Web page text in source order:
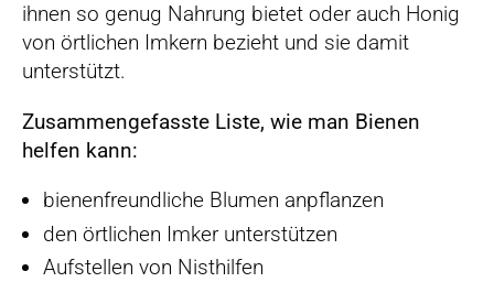
ihnen so genug Nahrung bietet oder auch Honig
von örtlichen Imkern bezieht und sie damit
unterstützt.
Zusammengefasste Liste, wie man Bienen
helfen kann:
bienenfreundliche Blumen anpflanzen
den örtlichen Imker unterstützen
Aufstellen von Nisthilfen